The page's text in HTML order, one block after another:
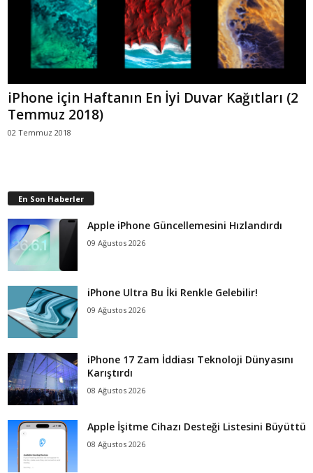
iPhone için Haftanın En İyi Duvar Kağıtları (2
Temmuz 2018)
02 Temmuz 2018
En Son Haberler
Apple iPhone Güncellemesini Hızlandırdı
09 Ağustos 2026
iPhone Ultra Bu İki Renkle Gelebilir!
09 Ağustos 2026
iPhone 17 Zam İddiası Teknoloji Dünyasını
Karıştırdı
08 Ağustos 2026
Apple İşitme Cihazı Desteği Listesini Büyüttü
08 Ağustos 2026